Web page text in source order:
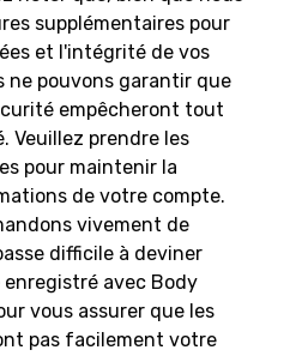
supplémentaires pour
et l'intégrité de vos
ne pouvons garantir que
empêcheront tout
Veuillez prendre les
pour maintenir la
de votre compte.
vivement de
difficile à deviner
avec Body
vous assurer que les
pas facilement votre